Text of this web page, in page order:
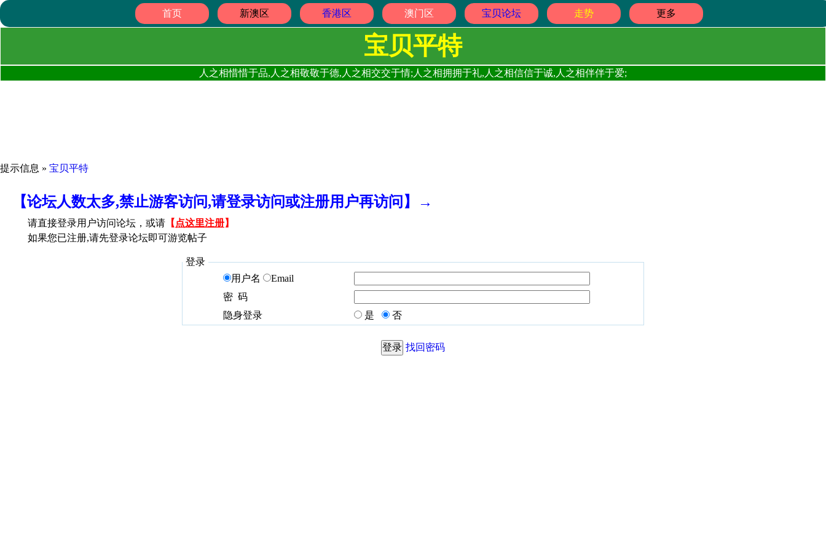
首页 新澳区 香港区 澳门区 宝贝论坛 走势 更多
宝贝平特
人之相惜惜于品,人之相敬敬于德,人之相交交于情;人之相拥拥于礼,人之相信信于诚,人之相伴伴于爱;
提示信息 » 宝贝平特
【论坛人数太多,禁止游客访问,请登录访问或注册用户再访问】→
请直接登录用户访问论坛，或请 【 点这里注册】
如果您已注册,请先登录论坛即可游览帖子
登录
用户名
Email
密 码
隐身登录
是 否
找回密码